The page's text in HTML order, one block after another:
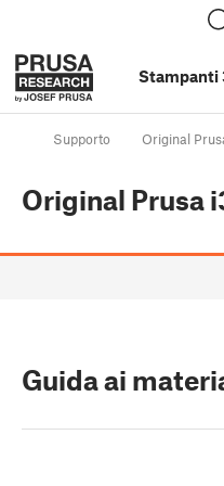
Stampanti
Supporto Original
Original Prusa
Guida ai